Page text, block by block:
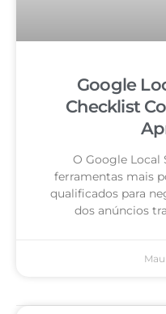
Google
Checklist
O Google Local
ferramentas mais
qualificados para
dos anúncios